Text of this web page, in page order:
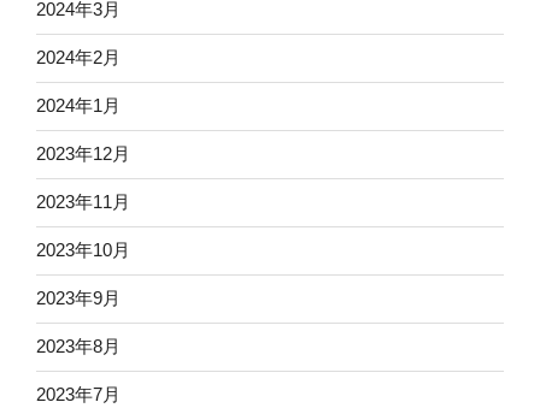
2024年3月
2024年2月
2024年1月
2023年12月
2023年11月
2023年10月
2023年9月
2023年8月
2023年7月